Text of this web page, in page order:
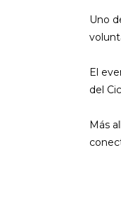
Uno
El
del
Más